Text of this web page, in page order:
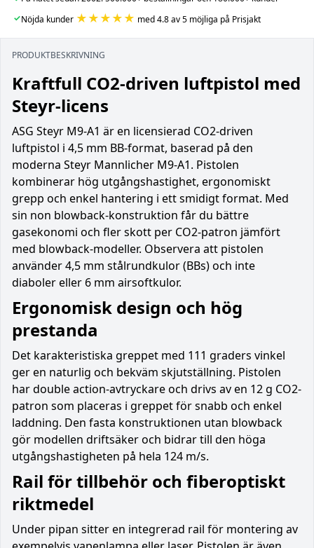
✓Nöjda kunder ★★★★★ med 4.8 av 5 möjliga på Prisjakt
PRODUKTBESKRIVNING
Kraftfull CO2-driven luftpistol med
Steyr-licens
ASG Steyr M9-A1 är en licensierad CO2-driven
luftpistol i 4,5 mm BB-format, baserad på den
moderna Steyr Mannlicher M9-A1. Pistolen
kombinerar hög utgångshastighet, ergonomiskt
grepp och enkel hantering i ett smidigt format. Med
sin non blowback-konstruktion får du bättre
gasekonomi och fler skott per CO2-patron jämfört
med blowback-modeller. Observera att pistolen
använder 4,5 mm stålrundkulor (BBs) och inte
diaboler eller 6 mm airsoftkulor.
Ergonomisk design och hög
prestanda
Det karakteristiska greppet med 111 graders vinkel
ger en naturlig och bekväm skjutställning. Pistolen
har double action-avtryckare och drivs av en 12 g CO2-
patron som placeras i greppet för snabb och enkel
laddning. Den fasta konstruktionen utan blowback
gör modellen driftsäker och bidrar till den höga
utgångshastigheten på hela 124 m/s.
Rail för tillbehör och fiberoptiskt
riktmedel
Under pipan sitter en integrerad rail för montering av